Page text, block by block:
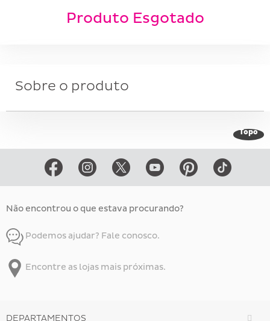
Produto Esgotado
Sobre o produto
Topo
Não encontrou o que estava procurando?
Podemos ajudar? Fale conosco.
Encontre as lojas mais próximas.
DEPARTAMENTOS